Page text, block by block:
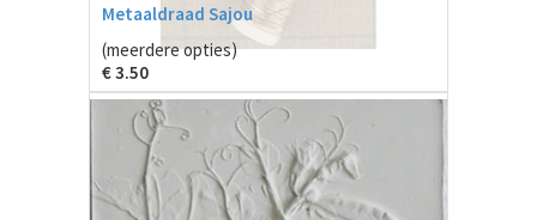
Metaaldraad Sajou
(meerdere opties)
€3.50